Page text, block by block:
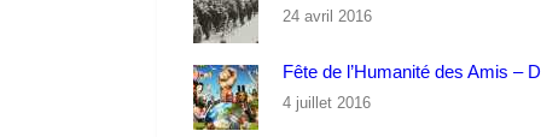
24 avril 2016
Fête de l’Humanité des Amis –
4 juillet 2016